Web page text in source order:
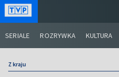
SERIALE ROZRYWKA KULTURA
Z kraju